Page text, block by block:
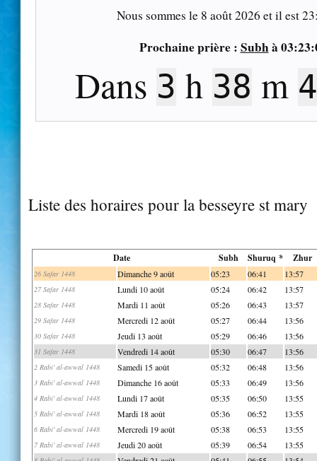
Nous sommes le 8 août 2026 et il est
Prochaine prière : Subhà
Dans 3 h 38 m
Liste des horaires pour la besseyre st mary
Date Subh Shuruq * Zhur
26 Safar 1448 Dimanche 9 août 05:23 06:41 13:57
27 Safar 1448 Lundi 10 août 05:24 06:42 13:57
28 Safar 1448 Mardi 11 août 05:26 06:43 13:57
29 Safar 1448 Mercredi 12 août 05:27 06:44 13:56
30 Safar 1448 Jeudi 13 août 05:29 06:46 13:56
31 Safar 1448 Vendredi 14 août 05:30 06:47 13:56
2 Rabi' al-awwal 1448 Samedi 15 août 05:32 06:48 13:56
3 Rabi' al-awwal 1448 Dimanche 16 août 05:33 06:49 13:56
4 Rabi' al-awwal 1448 Lundi 17 août 05:35 06:50 13:55
5 Rabi' al-awwal 1448 Mardi 18 août 05:36 06:52 13:55
6 Rabi' al-awwal 1448 Mercredi 19 août 05:38 06:53 13:55
7 Rabi' al-awwal 1448 Jeudi 20 août 05:39 06:54 13:55